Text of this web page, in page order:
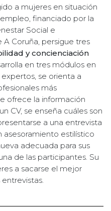
a mujeres en situación
financiado por la
Social e
Coruña, persigue tres
y concienciación
en tres módulos en
se orienta a
más
ofrece la información
CV, se enseña cuáles son
a una entrevista
asesoramiento estilístico
adecuada para sus
de las participantes. Su
a sacarse el mejor